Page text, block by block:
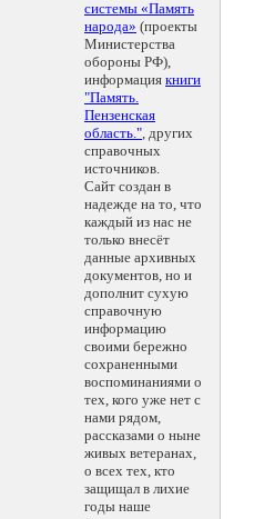
системы «Память
народа» (проекты
Министерства
обороны РФ),
информация книги
"Память.
Пензенская
область.", других
справочных
источников.
Сайт создан в
надежде на то, что
каждый из нас не
только внесёт
данные архивных
документов, но и
дополнит сухую
справочную
информацию
своими бережно
сохраненными
воспоминаниями о
тех, кого уже нет с
нами рядом,
рассказами о ныне
живых ветеранах,
о всех тех, кто
защищал в лихие
годы наше